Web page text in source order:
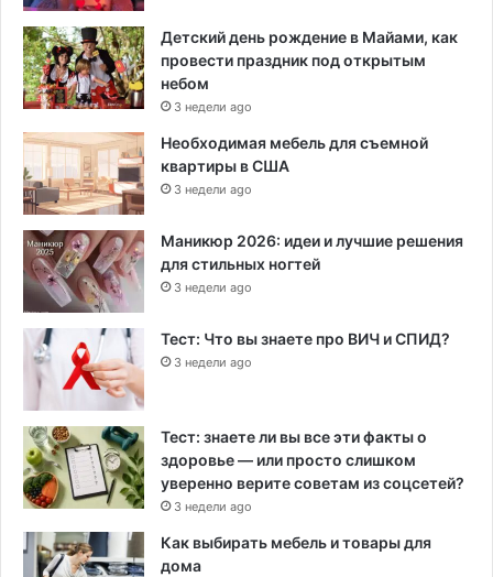
Детский день рождение в Майами, как
провести праздник под открытым
небом
3 недели ago
Необходимая мебель для съемной
квартиры в США
3 недели ago
Маникюр 2026: идеи и лучшие решения
для стильных ногтей
3 недели ago
Тест: Что вы знаете про ВИЧ и СПИД?
3 недели ago
Тест: знаете ли вы все эти факты о
здоровье — или просто слишком
уверенно верите советам из соцсетей?
3 недели ago
Как выбирать мебель и товары для
дома